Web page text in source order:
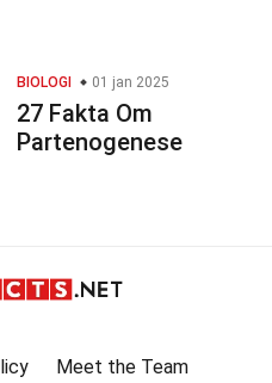
BIOLOGI 01 jan 2025
27 Fakta Om
Partenogenese
Meet the Team